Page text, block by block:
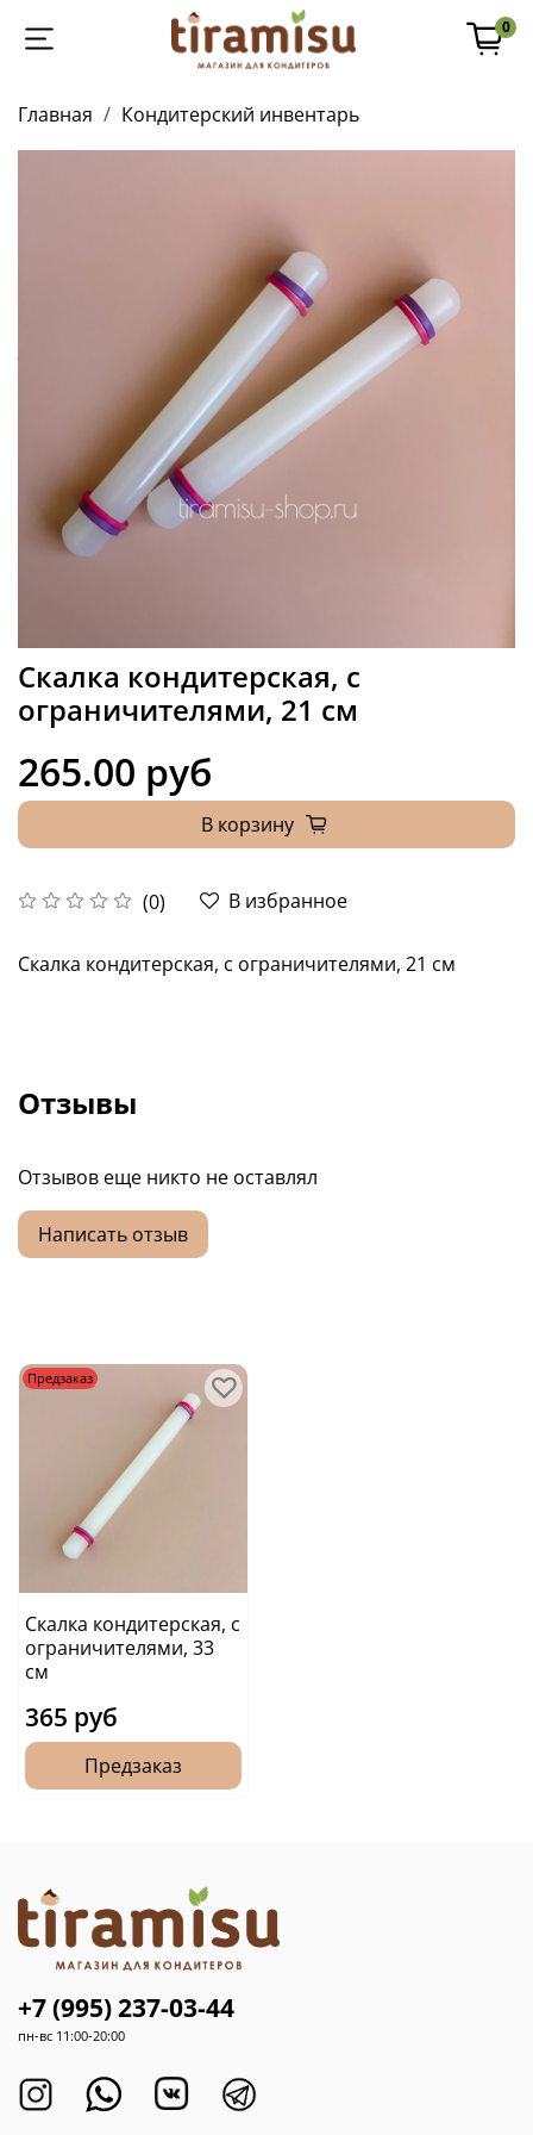
0
Главная Кондитерский инвентарь
Скалка кондитерская, с
ограничителями, 21 см
(0) В избранное
265.00 руб
В корзину
Скалка кондитерская, с ограничителями, 21 см
Отзывы
Отзывов еще никто не оставлял
Написать отзыв
Предзаказ
Скалка кондитерская, с
ограничителями, 33
см
365 руб
Предзаказ
+7 (995) 237-03-44
пн-вс 11:00-20:00